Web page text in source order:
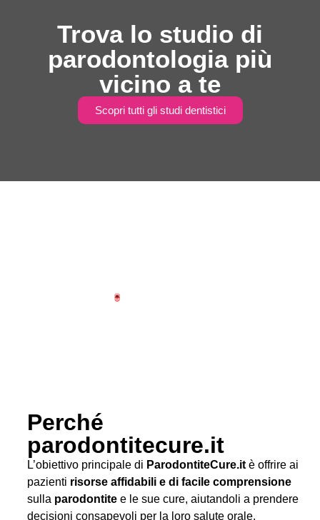
Trova lo studio di
parodontologia più
vicino a te
Scopri tutti gli studi dentistici
Perché
parodontitecure.it
L’obiettivo principale di ParodontiteCure.it è offrire ai
pazienti risorse affidabili e di facile comprensione
sulla parodontite e le sue cure, aiutandoli a prendere
decisioni consapevoli per la loro salute orale.